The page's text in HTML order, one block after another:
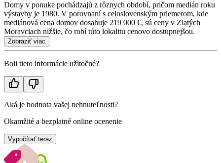
Domy v ponuke pochádzajú z rôznych období, pričom medián roku
výstavby je 1980. V porovnaní s celoslovenským priemerom, kde
mediánová cena domov dosahuje 219 000 €, sú ceny v Zlatých
Moravciach nižšie, čo robí túto lokalitu cenovo dostupnejšou.
Zobraziť viac
Boli tieto informácie užitočné?
Aká je hodnota vašej nehnuteľnosti?
Okamžité a bezplatné online ocenenie
Vypočítať teraz